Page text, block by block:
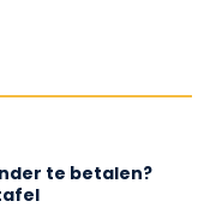
te betalen?